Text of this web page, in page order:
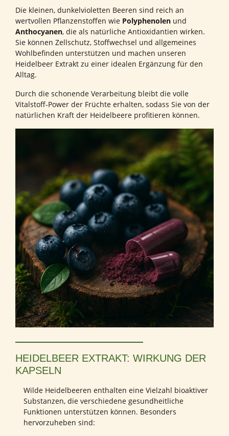
Die kleinen, dunkelvioletten Beeren sind reich an
wertvollen Pflanzenstoffen wie Polyphenolen und
Anthocyanen, die als natürliche Antioxidantien wirken.
Sie können Zellschutz, Stoffwechsel und allgemeines
Wohlbefinden unterstützen und machen unseren
Heidelbeer Extrakt zu einer idealen Ergänzung für den
Alltag.
Durch die schonende Verarbeitung bleibt die volle
Vitalstoff-Power der Früchte erhalten, sodass Sie von der
natürlichen Kraft der Heidelbeere profitieren können.
HEIDELBEER EXTRAKT: WIRKUNG DER
KAPSELN
Wilde Heidelbeeren enthalten eine Vielzahl bioaktiver
Substanzen, die verschiedene gesundheitliche
Funktionen unterstützen können. Besonders
hervorzuheben sind: